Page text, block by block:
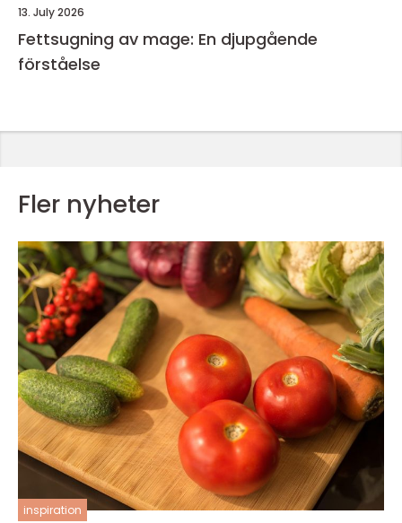
13. July 2026
Fettsugning av mage: En djupgående
förståelse
Fler nyheter
inspiration